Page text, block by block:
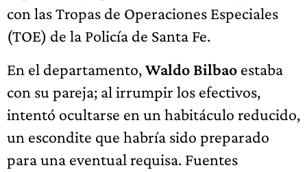
con las Tropas de Operaciones Especiales
(TOE) de la Policía de Santa Fe.
En el departamento,Waldo Bilbao estaba
con su pareja; al irrumpir los efectivos,
intentó ocultarse en un habitáculo reducido,
un escondite que habría sido preparado
para una eventual requisa. Fuentes